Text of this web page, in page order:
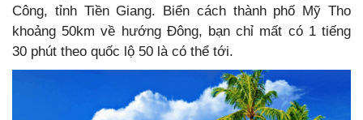
Công, tỉnh Tiền Giang. Biển cách thành phố Mỹ Tho
khoảng 50km về hướng Đông, bạn chỉ mất có 1 tiếng
30 phút theo quốc lộ 50 là có thể tới.